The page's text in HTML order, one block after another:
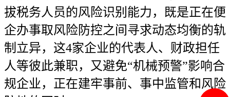
拔税务人员的风险识别能力，既是正在便
企办事取风险防控之间寻求动态均衡的轨
制立异，这4家企业的代表人、财政担任
人等彼此兼职，又避免“机械预警”影响合
规企业，正在建牢事前、事中监管和风险